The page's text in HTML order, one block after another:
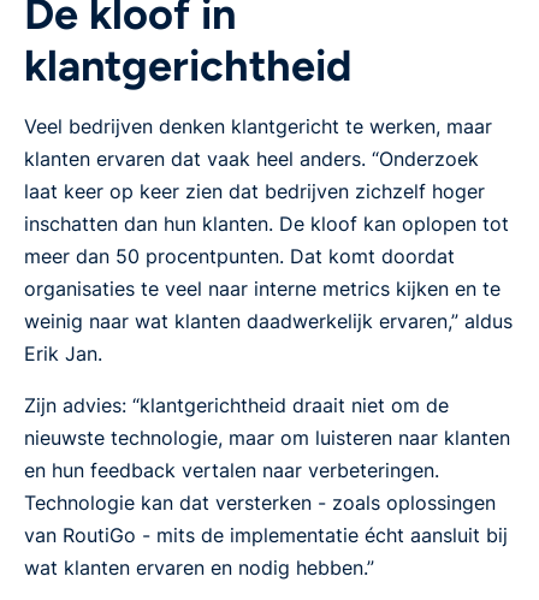
De kloof in
klantgerichtheid
Veel bedrijven denken klantgericht te werken, maar
klanten ervaren dat vaak heel anders. “Onderzoek
laat keer op keer zien dat bedrijven zichzelf hoger
inschatten dan hun klanten. De kloof kan oplopen tot
meer dan 50 procentpunten. Dat komt doordat
organisaties te veel naar interne metrics kijken en te
weinig naar wat klanten daadwerkelijk ervaren,” aldus
Erik Jan.
Zijn advies: “klantgerichtheid draait niet om de
nieuwste technologie, maar om luisteren naar klanten
en hun feedback vertalen naar verbeteringen.
Technologie kan dat versterken - zoals oplossingen
van RoutiGo - mits de implementatie écht aansluit bij
wat klanten ervaren en nodig hebben.”